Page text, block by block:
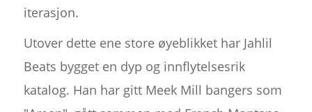
iterasjon.
Utover dette ene store øyeblikket har Jahlil
Beats bygget en dyp og innflytelsesrik
katalog. Han har gitt Meek Mill bangers som